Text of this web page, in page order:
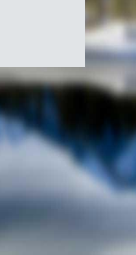
Symbole
du
Canada